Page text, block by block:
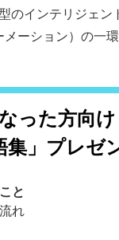
のインテリジェン
ーション）の一
った方向け
集」プレゼ
と
れ